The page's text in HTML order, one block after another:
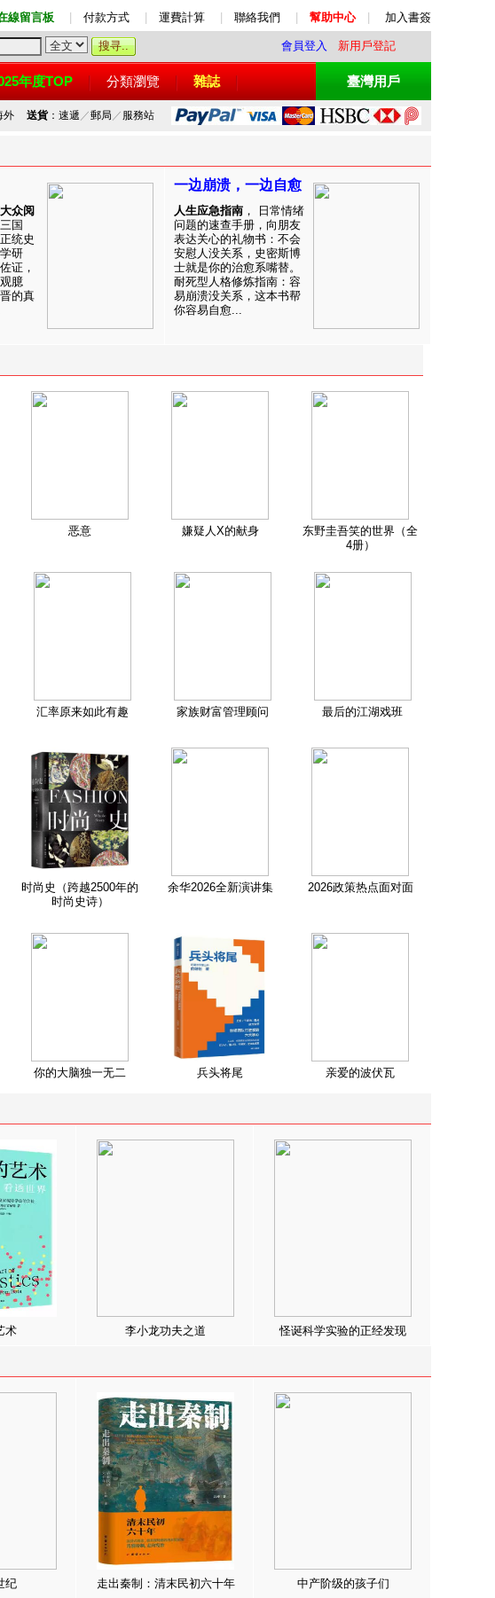
線留言板 付款方式 運費計算 聯絡我們 幫助中心 加入書簽
會員登入 新用戶登記
年度TOP 分類瀏覽 雜誌 臺灣用戶
外 送貨：速遞 ／郵局 ／ 服務站
众阅
国
统史
研
证，
臆
的真
一边崩溃，一边自愈
人生应急指南 ， 日常情绪
问题的速查手册，向朋友
表达关心的礼物书：不会
安慰人没关系，史密斯博
士就是你的治愈系嘴替。
耐死型人格修炼指南：容
易崩溃没关系，这本书帮
你容易自愈...
恶意 嫌疑人X的献身
东野圭吾笑的世界（全
4册）
汇率原来如此有趣 家族财富管理顾问 最后的江湖戏班
时尚史（跨越2500年的
时尚史诗）
余华2026全新演讲集 2026政策热点面对面
你的大脑独一无二 兵头将尾 亲爱的波伏瓦
术 李小龙功夫之道 怪诞科学实验的正经发现
纪 走出秦制：清末民初六十年 中产阶级的孩子们